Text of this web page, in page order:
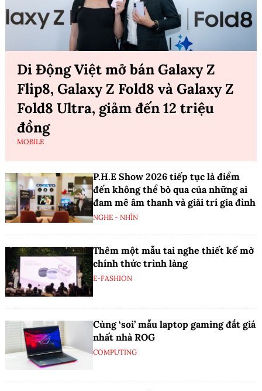
Di Động Việt mở bán Galaxy Z
Flip8, Galaxy Z Fold8 và Galaxy Z
Fold8 Ultra, giảm đến 12 triệu
đồng
MOBILE
P.H.E Show 2026 tiếp tục là điểm
đến không thể bỏ qua của những ai
đam mê âm thanh và giải trí gia đình
NGHE - NHÌN
Thêm một mẫu tai nghe thiết kế mở
chính thức trình làng
E-FASHION
Cùng ‘soi’ mẫu laptop gaming đắt giá
nhất nhà ROG
COMPUTING